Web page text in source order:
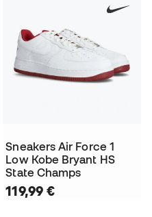
Sneakers Air Force 1
Low Kobe Bryant HS
State Champs
119,99 €